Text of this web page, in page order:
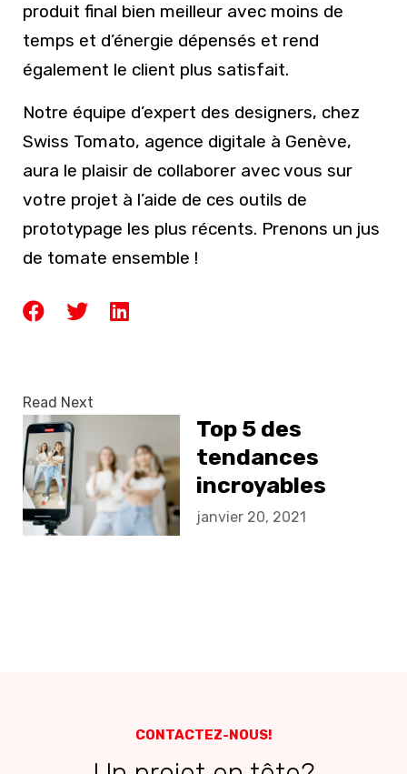
produit final bien meilleur avec moins de
temps et d’énergie dépensés et rend
également le client plus satisfait.
Notre équipe d’expert des designers, chez
Swiss Tomato, agence digitale à Genève,
aura le plaisir de collaborer avec vous sur
votre projet à l’aide de ces outils de
prototypage les plus récents. Prenons un jus
de tomate ensemble !
Read Next
Top 5 des
tendances
incroyables
dans les
janvier 20, 2021
CONTACTEZ-NOUS!